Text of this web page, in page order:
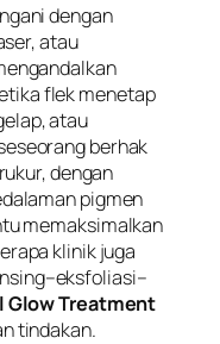
dengan
atau
flek menetap
atau
berhak
dengan
pigmen
memaksimalkan
klinik juga
Glow Treatment
tindakan.